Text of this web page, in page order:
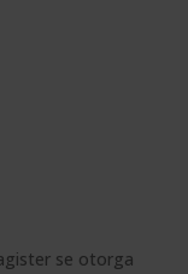
se otorga